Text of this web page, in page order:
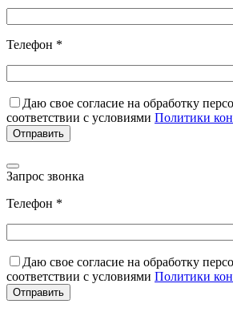
Телефон *
Даю свое согласие на обработку
соответствии с условиями Политики
Запрос звонка
Телефон *
Даю свое согласие на обработку
соответствии с условиями Политики